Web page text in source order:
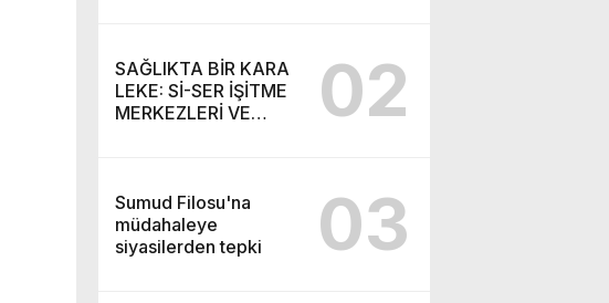
VURGUNU!
SAĞLIKTA BİR KARA
LEKE: Sİ-SER İŞİTME
MERKEZLERİ VE
02
Sumud Filosu'na
müdahaleye
siyasilerden tepki
03